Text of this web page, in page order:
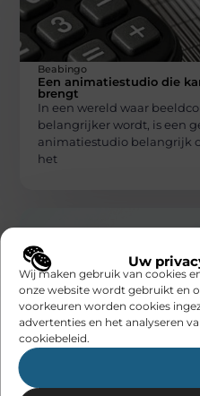
Uw
Wij maken gebruik van cookies
onze website wordt gebruikt en
voorkeuren worden cookies
advertenties en het analyseren
cookiebeleid.
Beabingo
Een animatiestudio die
brengt
In een wereld waar
belangrijker wordt, is een
animatiestudio belangrijk
het
Beabingo
Vertrouw op een
Vlaanderen bij
Relatieproblemen kunnen